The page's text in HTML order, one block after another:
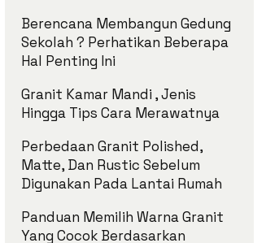
Berencana Membangun Gedung
Sekolah ? Perhatikan Beberapa
Hal Penting Ini
Granit Kamar Mandi , Jenis
Hingga Tips Cara Merawatnya
Perbedaan Granit Polished,
Matte, Dan Rustic Sebelum
Digunakan Pada Lantai Rumah
Panduan Memilih Warna Granit
Yang Cocok Berdasarkan